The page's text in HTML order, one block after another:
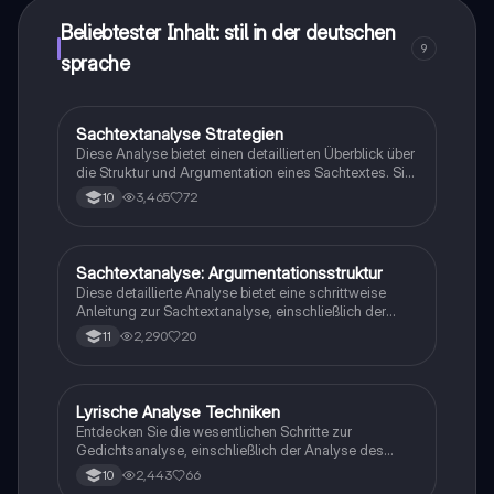
Beliebtester Inhalt: stil in der deutschen
sprache
9
Deutsch
Sachtextanalyse Strategien
Diese Analyse bietet einen detaillierten Überblick über
die Struktur und Argumentation eines Sachtextes. Sie
umfasst die Einleitung, den Hauptteil und den
Schluss, sowie die verwendeten sprachlichen Mittel
Auseinandersetzung von Texten beschäftigen
möchten.
10 3,465 72
Deutsch
Sachtextanalyse: Argumentationsstruktur
Diese detaillierte Analyse bietet eine schrittweise
Anleitung zur Sachtextanalyse, einschließlich der
Definition von Operatoren, der Gliederung in
Sinnesabschnitte und der Untersuchung der
bewerten und rhetorische Mittel identifizieren. Ideal
für Studierende, die ihre Fähigkeiten in der
Textanalyse und Argumentation verbessern möchten.
11 2,290 20
Deutsch
Lyrische Analyse Techniken
Entdecken Sie die wesentlichen Schritte zur
Gedichtsanalyse, einschließlich der Analyse des
lyrischen Ichs, der Verwendung von Stilmitteln und
der epochentypischen Merkmale. Diese Anleitung
10 2,443 66